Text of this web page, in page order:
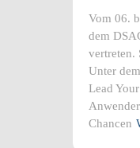
Vom 06.
dem
vertreten.
Unter
Lead
Chancen